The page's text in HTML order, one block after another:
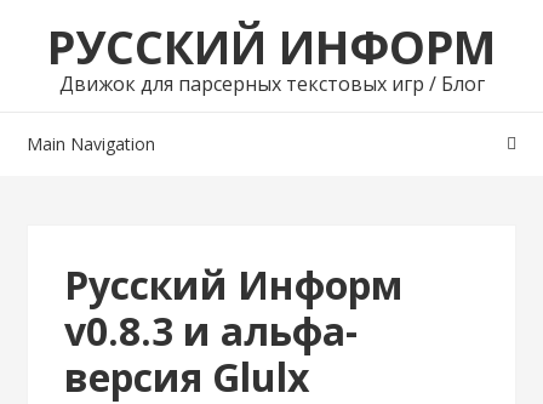
navigation
content
РУССКИЙ ИНФОРМ
Движок для парсерных текстовых игр / Блог
Main Navigation
Русский Информ
v0.8.3 и альфа-
версия Glulx